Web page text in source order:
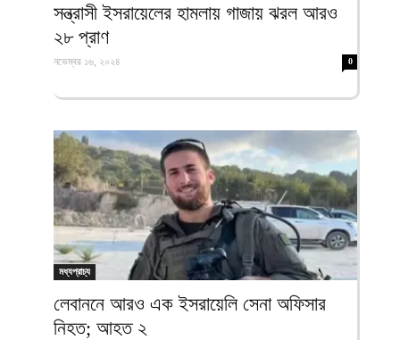
সন্ত্রাসী ইসরায়েলের হামলায় গাজায় ঝরল আরও
২৮ প্রাণ
নভেম্বর ১৬, ২০২৪ 0
মধ্যপ্রাচ্য
লেবাননে আরও এক ইসরায়েলি সেনা অফিসার
নিহত; আহত ২